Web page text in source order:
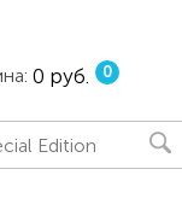
0 руб. 0